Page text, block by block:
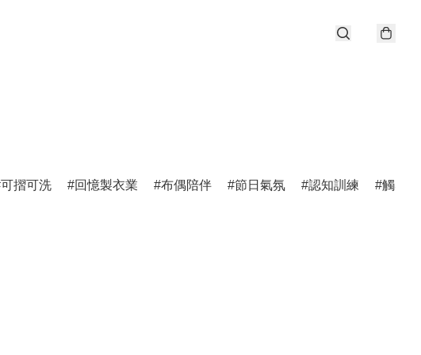
可摺可洗 回憶製衣業 布偶陪伴 節日氣氛 認知訓練 觸感